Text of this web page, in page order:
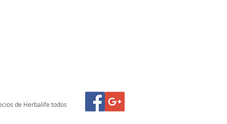
de Herbalife todos